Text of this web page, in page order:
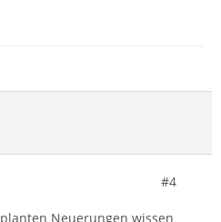
#4
Neuerungen wissen